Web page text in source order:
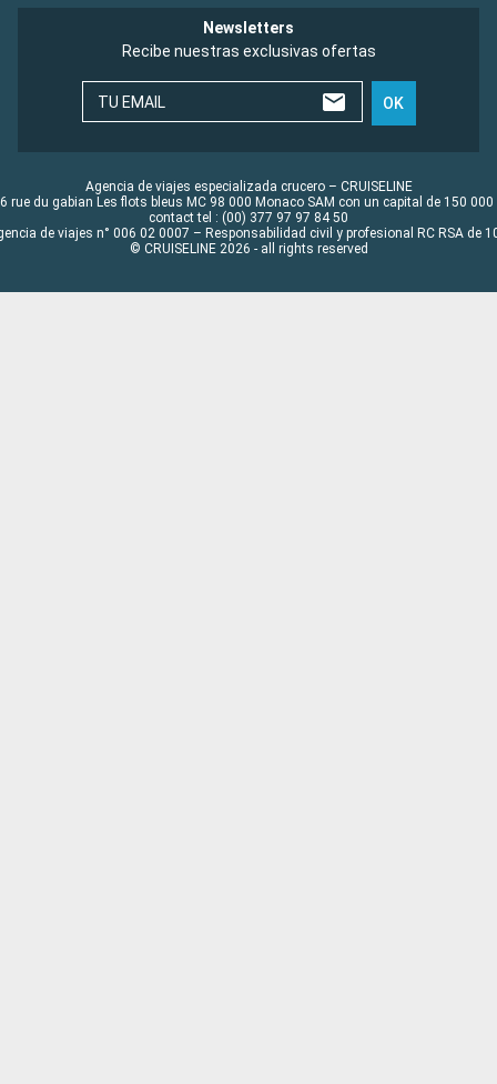
Newsletters
Recibe nuestras exclusivas ofertas
TU EMAIL OK
Agencia de viajes especializada crucero – CRUISELINE
rue du gabian Les flots bleus MC 98 000 Monaco SAM con un capital de 150 000
contact tel : (00) 377 97 97 84 50
de viajes n° 006 02 0007 – Responsabilidad civil y profesional RC RSA de
© CRUISELINE 2026 - all rights reserved